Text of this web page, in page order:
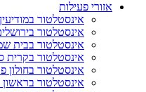
פעילות
אינסטלטור במודיעין
אינסטלטור בירושלים פתיחת
אינסטלטור בבית שמש
אינסטלטור בקרית ספר
אינסטלטור בחולון פתיחת
אינסטלטור בראשון לציון